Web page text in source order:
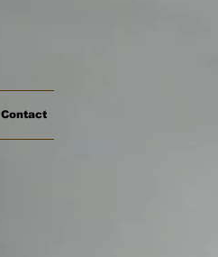
Contact